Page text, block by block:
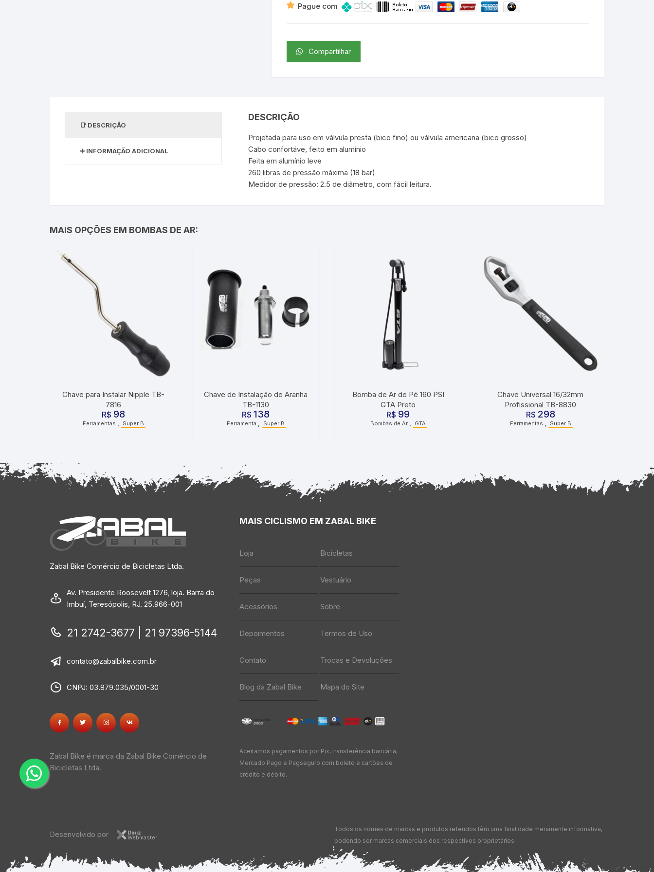
Pague com
Compartilhar
DESCRIÇÃO
INFORMAÇÃO ADICIONAL
DESCRIÇÃO
Projetada para uso em válvula presta (bico fino) ou válvula americana (bico grosso)
Cabo confortáve, feito em alumínio
Feita em alumínio leve
260 libras de pressão máxima (18 bar)
Medidor de pressão: 2.5 de diâmetro, com fácil leitura.
MAIS OPÇÕES EM BOMBAS DE AR:
Chave para Instalar Nipple TB-
7816
R$ 98
Ferramentas , Super B
Chave de Instalação de Aranha
TB-1130
R$ 138
Ferramenta , Super B
Bomba de Ar de Pé 160 PSI
GTA Preto
R$ 99
Bombas de Ar , GTA
Chave Universal 16/32mm
Profissional TB-8830
R$ 298
Ferramentas , Super B
Zabal Bike Comércio de Bicicletas Ltda.
Av. Presidente Roosevelt 1276, loja. Barra do
Imbuí, Teresópolis, RJ. 25.966-001
21 2742-3677 | 21 97396-5144
contato@zabalbike.com.br
CNPJ: 03.879.035/0001-30
Zabal Bike é marca da Zabal Bike Comércio de
Bicicletas Ltda.
MAIS CICLISMO EM ZABAL BIKE
Loja Bicicletas
Peças Vestuário
Acessórios Sobre
Depoimentos Termos de Uso
Contato Trocas e Devoluções
Blog da Zabal Bike Mapa do Site
Aceitamos pagamentos por Pix, transferência bancária,
Mercado Pago e Pagseguro com boleto e cartões de
crédito e débito.
Desenvolvido por Diniz
Webmaster
Todos os nomes de marcas e produtos referidos têm uma finalidade meramente informativa,
podendo ser marcas comerciais dos respectivos proprietários.